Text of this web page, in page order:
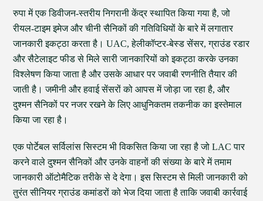
रुपा में एक डिवीजन-स्तरीय निगरानी केंद्र स्थापित किया गया है, जो
रीयल-टाइम इमेज और चीनी सैनिकों की गतिविधियों के बारे में लगातार
जानकारी इकट्ठा करता है। UAC, हेलीकॉप्टर-बेस्ड सेंसर, ग्राउंड रडार
और सैटेलाइट फीड से मिले सारी जानकारियों को इकट्ठा करके उनका
विश्लेषण किया जाता है और उसके आधार पर जवाबी रणनीति तैयार की
जाती है। जमीनी और हवाई सेंसरों को आपस में जोड़ा जा रहा है, और
दुश्मन सैनिकों पर नजर रखने के लिए आधुनिकतम तकनीक का इस्तेमाल
किया जा रहा है।
एक पोर्टेबल सर्विलांस सिस्टम भी विकसित किया जा रहा है जो LAC पार
करने वाले दुश्मन सैनिकों और उनके वाहनों की संख्या के बारे में तमाम
जानकारी ऑटोमैटिक तरीके से दे देगा। इस सिस्टम से मिली जानकारी को
तुरंत सीनियर ग्राउंड कमांडरों को भेज दिया जाता है ताकि जवाबी कार्रवाई